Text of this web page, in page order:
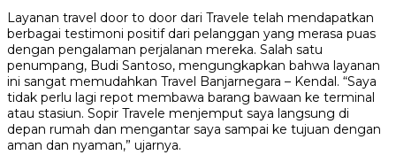
Layanan travel door to door dari Travele telah mendapatkan
berbagai testimoni positif dari pelanggan yang merasa puas
dengan pengalaman perjalanan mereka. Salah satu
penumpang, Budi Santoso, mengungkapkan bahwa layanan
ini sangat memudahkan Travel Banjarnegara – Kendal. “Saya
tidak perlu lagi repot membawa barang bawaan ke terminal
atau stasiun. Sopir Travele menjemput saya langsung di
depan rumah dan mengantar saya sampai ke tujuan dengan
aman dan nyaman,” ujarnya.